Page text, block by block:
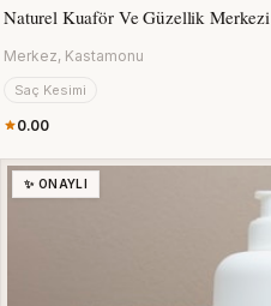
Naturel Kuaför Ve Güzellik Merkezi
Merkez, Kastamonu
Saç Kesimi
0.00
✨ ONAYLI